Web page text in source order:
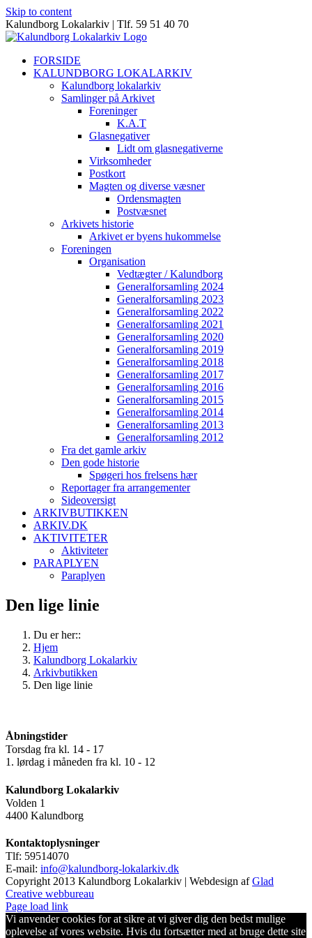
Skip to content
Kalundborg Lokalarkiv | Tlf. 59 51 40 70
FORSIDE
KALUNDBORG LOKALARKIV
Kalundborg lokalarkiv
Samlinger på Arkivet
Foreninger
K.A.T
Glasnegativer
Lidt om glasnegativerne
Virksomheder
Postkort
Magten og diverse væsner
Ordensmagten
Postvæsnet
Arkivets historie
Arkivet er byens hukommelse
Foreningen
Organisation
Vedtægter / Kalundborg
Generalforsamling 2024
Generalforsamling 2023
Generalforsamling 2022
Generalforsamling 2021
Generalforsamling 2020
Generalforsamling 2019
Generalforsamling 2018
Generalforsamling 2017
Generalforsamling 2016
Generalforsamling 2015
Generalforsamling 2014
Generalforsamling 2013
Generalforsamling 2012
Fra det gamle arkiv
Den gode historie
Spøgeri hos frelsens hær
Reportager fra arrangementer
Sideoversigt
ARKIVBUTIKKEN
ARKIV.DK
AKTIVITETER
Aktiviteter
PARAPLYEN
Paraplyen
Den lige linie
Du er her::
Hjem
Kalundborg Lokalarkiv
Arkivbutikken
Den lige linie
Åbningstider
Torsdag fra kl. 14 - 17
1. lørdag i måneden fra kl. 10 - 12
Kalundborg Lokalarkiv
Volden 1
4400 Kalundborg
Kontaktoplysninger
Tlf: 59514070
E-mail: info@kalundborg-lokalarkiv.dk
Copyright 2013 Kalundborg Lokalarkiv | Webdesign afGlad
Creative webbureau
Page load link
Vi anvender cookies for at sikre at vi giver dig den bedst mulige
oplevelse af vores website. Hvis du fortsætter med at bruge dette site